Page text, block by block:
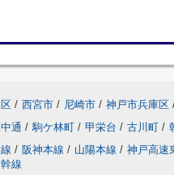
/ 西宮市 / 尼崎市 / 神戸市兵庫区
通 / 駒ケ林町 / 甲栄台 / 古川町 /
/ 阪神本線 / 山陽本線 / 神戸高速
線